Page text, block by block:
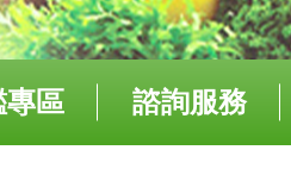
專區 諮詢服務